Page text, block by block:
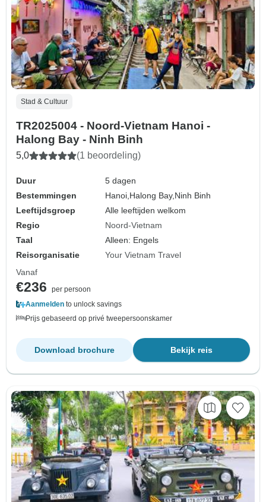
Stad & Cultuur
TR2025004 - Noord-Vietnam Hanoi -
Halong Bay - Ninh Binh
5,0 (1 beoordeling)
Duur
5 dagen
Bestemmingen
Hanoi, Halong Bay, Ninh Binh
Leeftijdsgroep
Alle leeftijden welkom
Regio
Noord-Vietnam
Taal
Alleen: Engels
Reisorganisatie
Your Vietnam Travel
Vanaf
€236
per persoon
Aanmelden to unlock savings
Prijs gebaseerd op privé tweepersoonskamer
Bekijk reis
Download brochure